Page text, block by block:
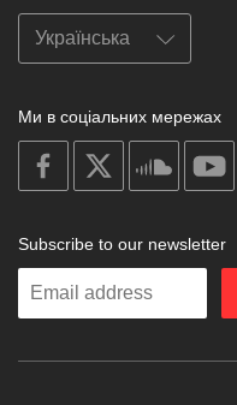
Ми в соціальних мережах
on
facebook
Subscribe to our newsletter
Enter